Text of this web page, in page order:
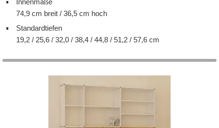
74,9 cm breit / 36,5 cm hoch
Stan­dard­tie­fen
19,2 / 25,6 / 32,0 / 38,4 / 44,8 / 51,2 / 57,6 cm